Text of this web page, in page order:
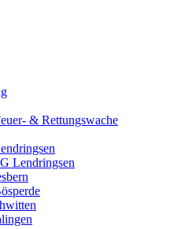
& Rettungswache
Lendringsen